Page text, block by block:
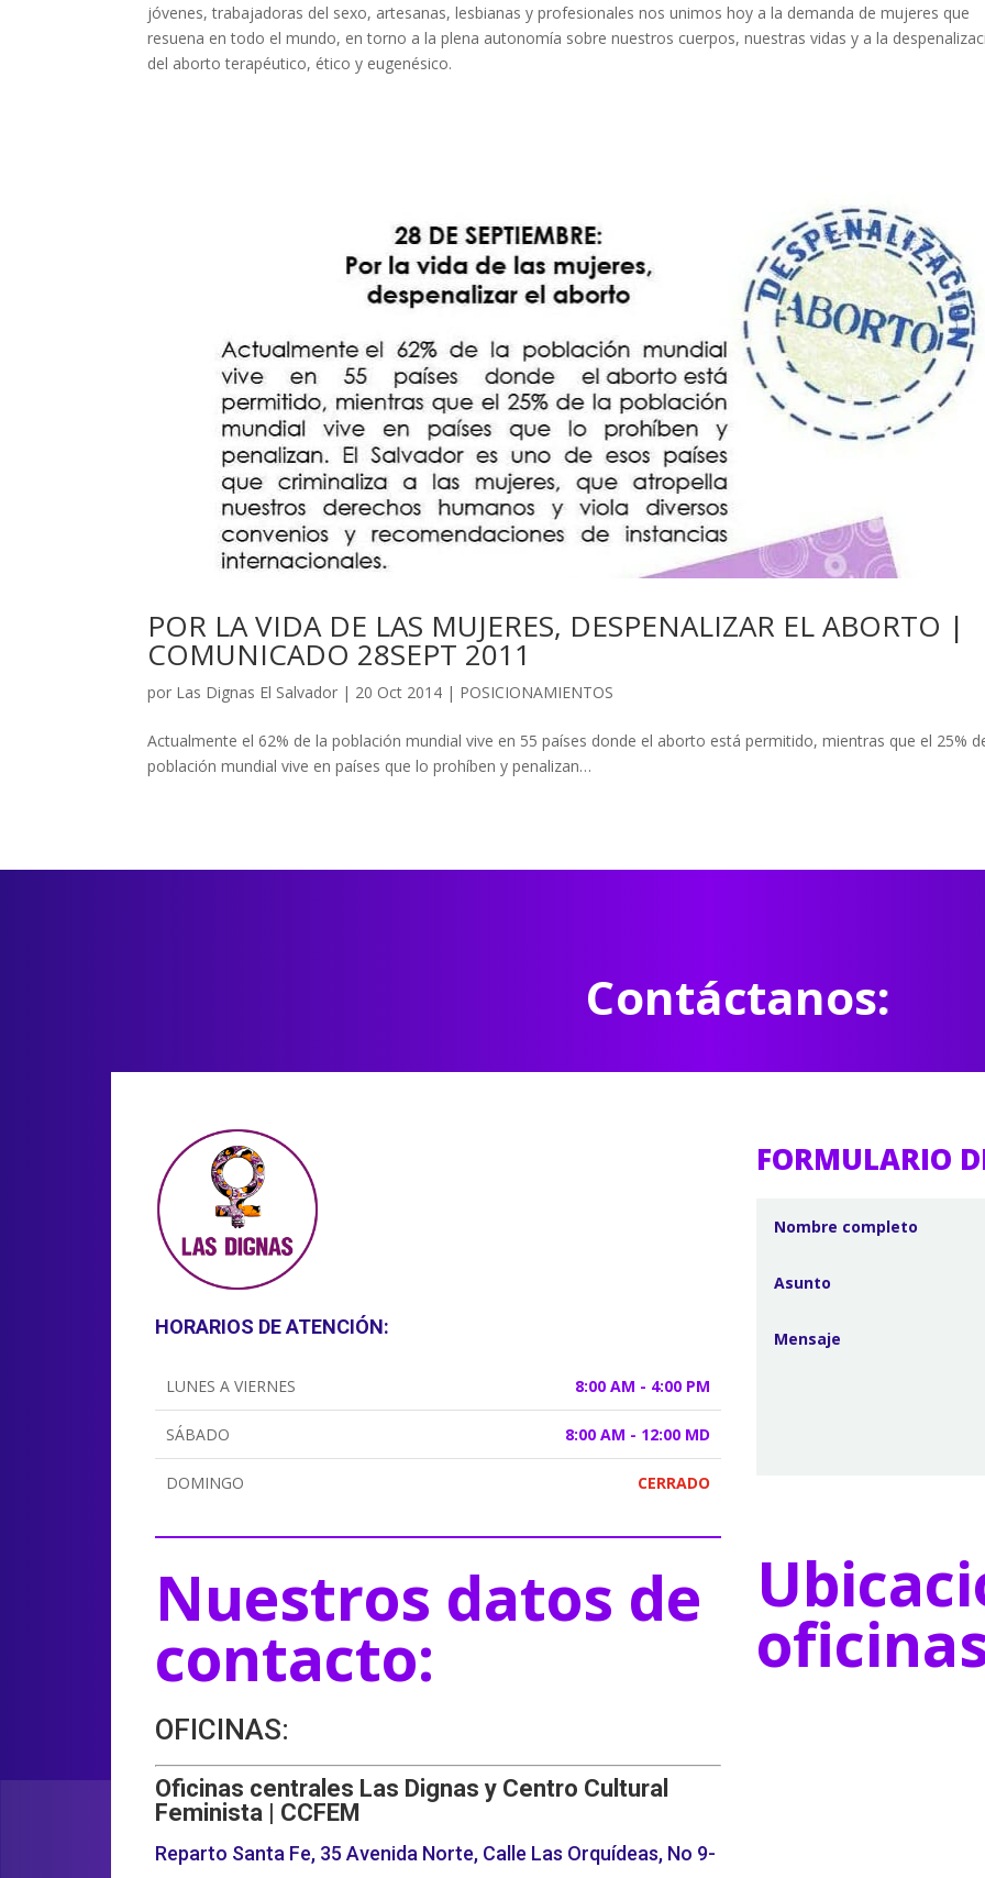
jóvenes, trabajadoras del sexo, artesanas, lesbianas y profesionales nos unimos hoy a la demanda de mujeres que
resuena en todo el mundo, en torno a la plena autonomía sobre nuestros cuerpos, nuestras vidas y a la
del aborto terapéutico, ético y eugenésico.
POR LA VIDA DE LAS MUJERES, DESPENALIZAR EL ABORTO |
COMUNICADO 28SEPT 2011
por Las Dignas El Salvador | 20 Oct 2014 | POSICIONAMIENTOS
Actualmente el 62% de la población mundial vive en 55 países donde el aborto está permitido, mientras que el 25%
población mundial vive en países que lo prohíben y penalizan…
Contáctanos:
HORARIOS DE ATENCIÓN:
LUNES A VIERNES 8:00 AM - 4:00 PM
SÁBADO 8:00 AM - 12:00 MD
DOMINGO CERRADO
Nuestros datos de
contacto:
OFICINAS:
Oficinas centrales Las Dignas y Centro Cultural
Feminista | CCFEM
Reparto Santa Fe, 35 Avenida Norte, Calle Las Orquídeas, No 9-
FORMULARIO